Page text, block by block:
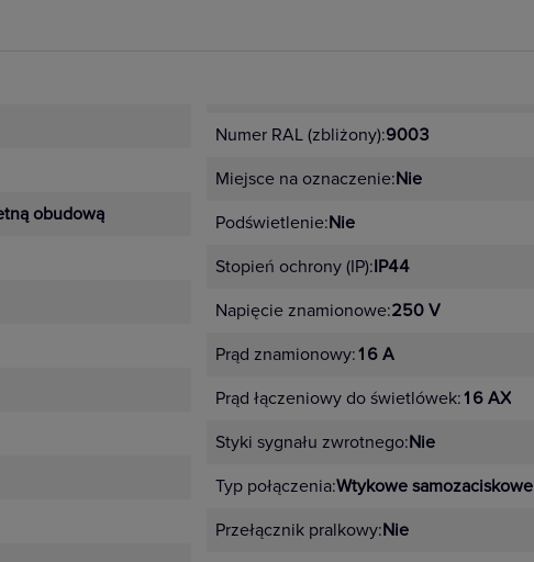
obudową
Numer RAL (zbliżony):9003
Miejsce na oznaczenie:Nie
Podświetlenie:Nie
Stopień ochrony (IP):IP44
Napięcie znamionowe:250 V
Prąd znamionowy:16 A
Prąd łączeniowy do świetlówek:16 AX
Styki sygnału zwrotnego:Nie
Typ połączenia:Wtykowe samozaciskowe
Przełącznik pralkowy:Nie